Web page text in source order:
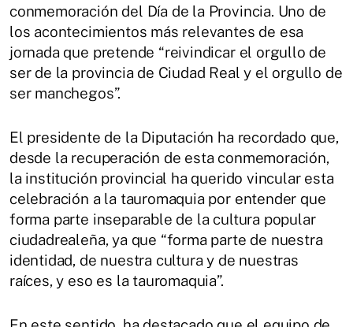
conmemoración del Día de la Provincia. Uno de
los acontecimientos más relevantes de esa
jornada que pretende “reivindicar el orgullo de
ser de la provincia de Ciudad Real y el orgullo de
ser manchegos”.
El presidente de la Diputación ha recordado que,
desde la recuperación de esta conmemoración,
la institución provincial ha querido vincular esta
celebración a la tauromaquia por entender que
forma parte inseparable de la cultura popular
ciudadrealeña, ya que “forma parte de nuestra
identidad, de nuestra cultura y de nuestras
raíces, y eso es la tauromaquia”.